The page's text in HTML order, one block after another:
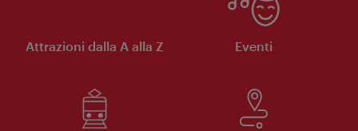
Attrazioni dalla A alla Z Eventi